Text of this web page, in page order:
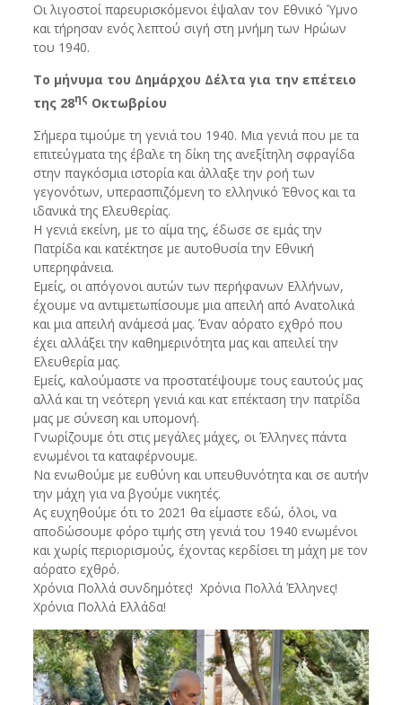
Οι λιγοστοί παρευρισκόμενοι έψαλαν τον Εθνικό Ύμνο
και τήρησαν ενός λεπτού σιγή στη μνήμη των Ηρώων
του 1940.
Το μήνυμα του Δημάρχου Δέλτα για την επέτειο
της 28ης Οκτωβρίου
Σήμερα τιμούμε τη γενιά του 1940. Μια γενιά που με τα
επιτεύγματα της έβαλε τη δίκη της ανεξίτηλη σφραγίδα
στην παγκόσμια ιστορία και άλλαξε την ροή των
γεγονότων, υπερασπιζόμενη το ελληνικό Έθνος και τα
ιδανικά της Ελευθερίας.
Η γενιά εκείνη, με το αίμα της, έδωσε σε εμάς την
Πατρίδα και κατέκτησε με αυτοθυσία την Εθνική
υπερηφάνεια.
Εμείς, οι απόγονοι αυτών των περήφανων Ελλήνων,
έχουμε να αντιμετωπίσουμε μια απειλή από Ανατολικά
και μια απειλή ανάμεσά μας. Έναν αόρατο εχθρό που
έχει αλλάξει την καθημερινότητα μας και απειλεί την
Ελευθερία μας.
Εμείς, καλούμαστε να προστατέψουμε τους εαυτούς μας
αλλά και τη νεότερη γενιά και κατ επέκταση την πατρίδα
μας με σύνεση και υπομονή.
Γνωρίζουμε ότι στις μεγάλες μάχες, οι Έλληνες πάντα
ενωμένοι τα καταφέρνουμε.
Να ενωθούμε με ευθύνη και υπευθυνότητα και σε αυτήν
την μάχη για να βγούμε νικητές.
Ας ευχηθούμε ότι το 2021 θα είμαστε εδώ, όλοι, να
αποδώσουμε φόρο τιμής στη γενιά του 1940 ενωμένοι
και χωρίς περιορισμούς, έχοντας κερδίσει τη μάχη με τον
αόρατο εχθρό.
Χρόνια Πολλά συνδημότες! Χρόνια Πολλά Έλληνες!
Χρόνια Πολλά Ελλάδα!